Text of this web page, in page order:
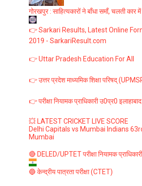
गोरखपुर : साहित्यकारों ने बाँधा समाँ, चलती कार में
👉 Sarkari Results, Latest Online
2019 - SarkariResult.com
👉 Uttar Pradesh Education For All
👉 उत्तर प्रदेश माध्यमिक शिक्षा परिषद्
👉 परीक्षा नियामक प्राधिकारी उ0प्र0
💥 LATEST CRICKET LIVE SCORE
Delhi Capitals vs Mumbai Indians
Mumbai
🔴 DELED/UPTET परीक्षा नियामक
🔵 केन्द्रीय पात्रता परीक्षा (CTET)